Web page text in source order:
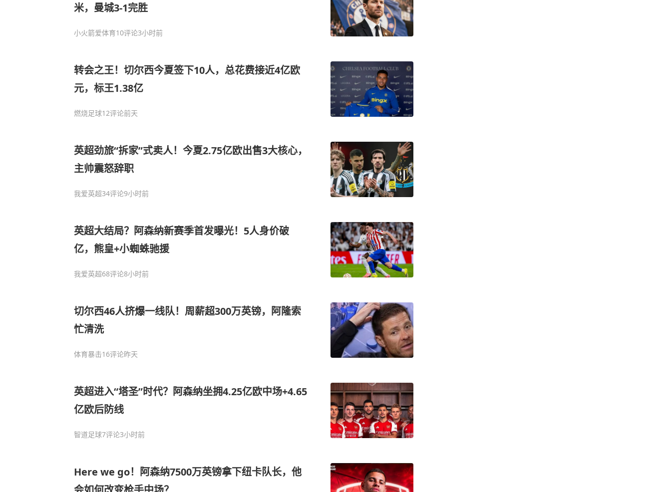
米，曼城3-1完胜
小火箭爱体育10评论3小时前
转会之王！切尔西今夏签下10人，总花费接近4亿欧
元，标王1.38亿
燃烧足球12评论前天
英超劲旅“拆家”式卖人！今夏2.75亿欧出售3大核心，
主帅震怒辞职
我爱英超34评论9小时前
英超大结局？阿森纳新赛季首发曝光！5人身价破
亿，熊皇+小蜘蛛驰援
我爱英超68评论8小时前
切尔西46人挤爆一线队！周薪超300万英镑，阿隆索
忙清洗
体育暴击16评论昨天
英超进入“塔圣”时代？阿森纳坐拥4.25亿欧中场+4.65
亿欧后防线
智道足球7评论3小时前
Here we go！阿森纳7500万英镑拿下纽卡队长，他